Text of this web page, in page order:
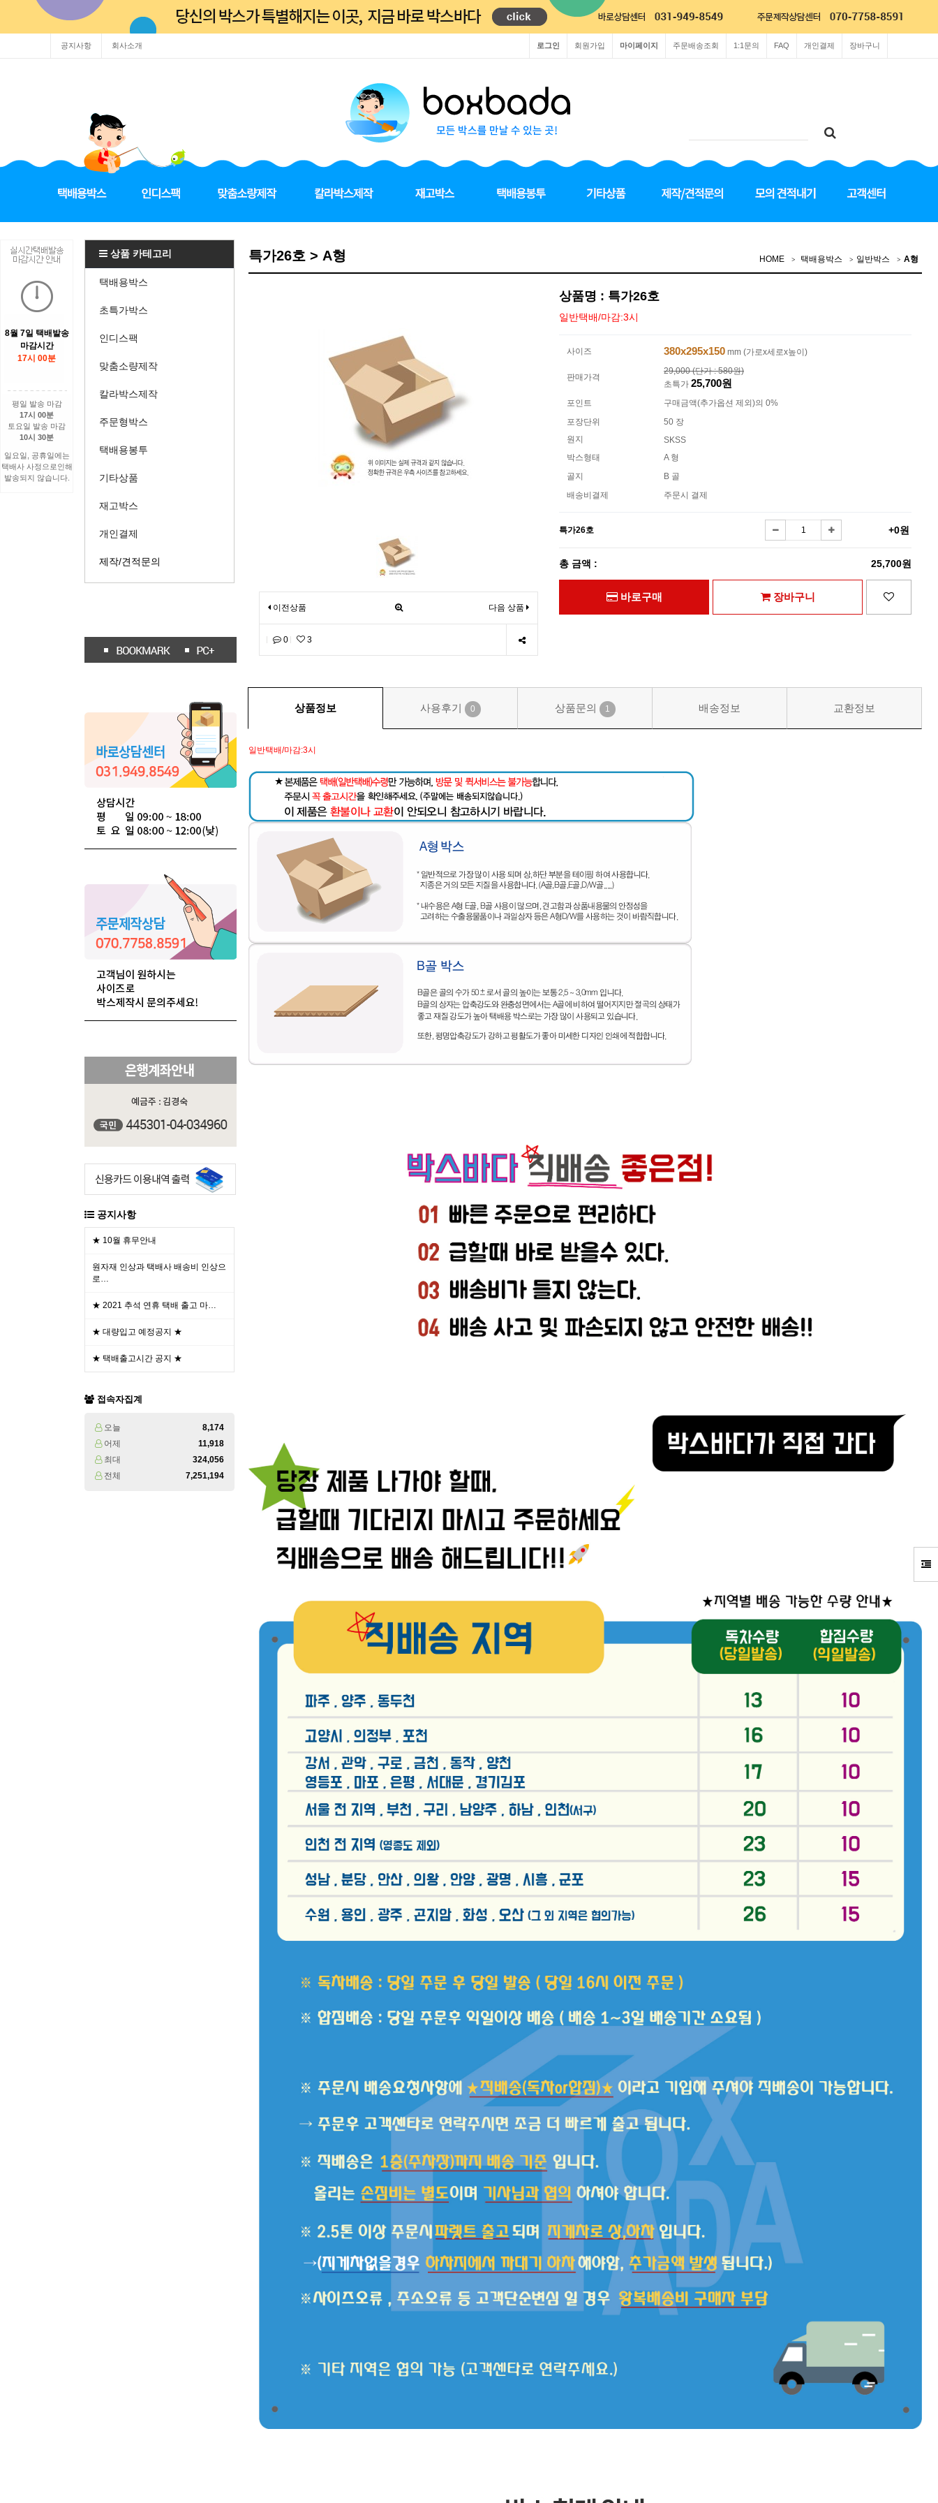
공지사항 회사소개 장바구니
개인결제
FAQ
1:1문의
주문배송조회
마이페이지
회원가입
로그인
8월 7일 택배발송
마감시간
17시 00분
평일 발송 마감
17시 00분
토요일 발송 마감
10시 30분
일요일, 공휴일에는
택배사 사정으로인해
발송되지 않습니다.
상품 카테고리
택배용박스
초특가박스
인디스팩
맞춤소량제작
칼라박스제작
주문형박스
택배용봉투
기타상품
재고박스
개인결제
제작/견적문의
공지사항
★ 10월 휴무안내
원자재 인상과 택배사 배송비 인상으
로…
★ 2021 추석 연휴 택배 출고 마…
★ 대량입고 예정공지 ★
★ 택배출고시간 공지 ★
접속자집계
오늘
8,174
어제
11,918
최대
324,056
전체
7,251,194
특가26호 > A형 HOME 택배용박스 일반박스 A형
이전상품 다음 상품
0 3
상품명 : 특가26호
일반택배/마감:3시
사이즈 380x295x150 mm (가로x세로x높이)
판매가격
29,000 (단가 : 580원)
초특가 25,700원
포인트
구매금액(추가옵션 제외)의 0%
포장단위
50 장
원지
SKSS
박스형태
A 형
골지
B 골
배송비결제
주문시 결제
특가26호 +0원
총 금액 : 25,700원
바로구매 장바구니
상품정보 사용후기 0 상품문의 1 배송정보 교환정보
일반택배/마감:3시